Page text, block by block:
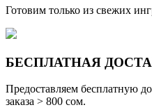
Готовим только из свежих
БЕСПЛАТНАЯ
Предоставляем бесплатную
заказа > 800 cом.